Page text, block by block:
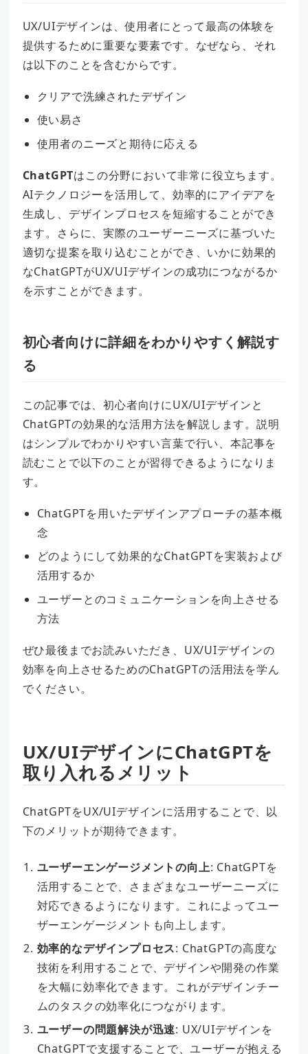
UX/UIデザインは、使用者にとって最高の体験を
提供するために重要な要素です。なぜなら、それ
は以下のことを含むからです。
クリアで洗練されたデザイン
使い易さ
使用者のニーズと期待に応える
ChatGPTはこの分野において非常に役立ちます。
AIテクノロジーを活用して、効率的にアイデアを
生成し、デザインプロセスを短縮することができ
ます。さらに、実際のユーザーニーズに基づいた
適切な提案を取り込むことができ、いかに効果的
なChatGPTがUX/UIデザインの成功につながるか
を示すことができます。
初心者向けに詳細をわかりやすく解説す
る
この記事では、初心者向けにUX/UIデザインと
ChatGPTの効果的な活用方法を解説します。説明
はシンプルでわかりやすい言葉で行い、本記事を
読むことで以下のことが習得できるようになりま
す。
ChatGPTを用いたデザインアプローチの基本概
念
どのようにして効果的なChatGPTを実装および
活用するか
ユーザーとのコミュニケーションを向上させる
方法
ぜひ最後までお読みいただき、UX/UIデザインの
効率を向上させるためのChatGPTの活用法を学ん
でください。
UX/UIデザインにChatGPTを
取り入れるメリット
ChatGPTをUX/UIデザインに活用することで、以
下のメリットが期待できます。
ユーザーエンゲージメントの向上: ChatGPTを
活用することで、さまざまなユーザーニーズに
対応できるようになります。これによってユー
ザーエンゲージメントも向上します。
効率的なデザインプロセス: ChatGPTの高度な
技術を利用することで、デザインや開発の作業
を大幅に効率化できます。これがデザインチー
ムのタスクの効率化につながります。
ユーザーの問題解決が迅速: UX/UIデザインを
ChatGPTで支援することで、ユーザーが抱える